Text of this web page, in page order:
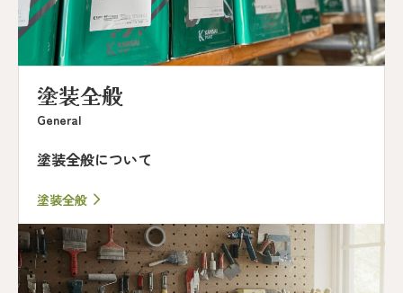
塗装全般
General
塗装全般について
塗装全般